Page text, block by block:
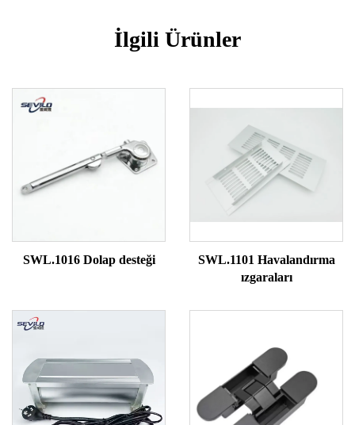
İlgili Ürünler
SWL.1016 Dolap desteği
SWL.1101 Havalandırma
ızgaraları